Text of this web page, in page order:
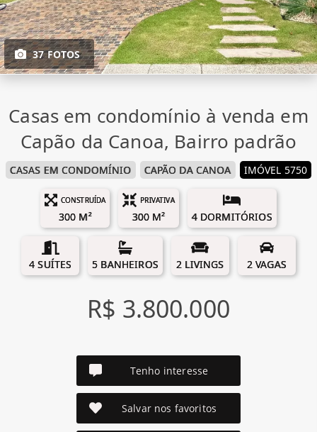
37 FOTOS
Casas em condomínio à venda em
Capão da Canoa, Bairro padrão
CASAS EM CONDOMÍNIO CAPÃO DA CANOA IMÓVEL 5750
CONSTRUÍDA
300 M²
PRIVATIVA
300 M² 4 DORMITÓRIOS
4 SUÍTES 5 BANHEIROS 2 LIVINGS 2 VAGAS
R$ 3.800.000
Tenho interesse
Salvar nos favoritos